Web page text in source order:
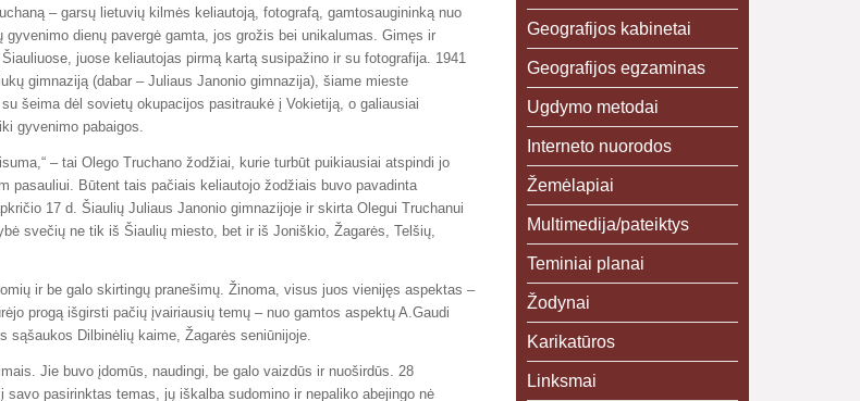
– garsų lietuvių kilmės keliautoją, fotografą, gamtosaugininką nuo
gyvenimo dienų pavergė gamta, jos grožis bei unikalumas. Gimęs ir
juose keliautojas pirmą kartą susipažino ir su fotografija. 1941
gimnaziją (dabar – Juliaus Janonio gimnazija), šiame mieste
šeima dėl sovietų okupacijos pasitraukė į Vokietiją, o galiausiai
gyvenimo pabaigos.
– tai Olego Truchano žodžiai, kurie turbūt puikiausiai atspindi jo
pasauliui. Būtent tais pačiais keliautojo žodžiais buvo pavadinta
17 d. Šiaulių Juliaus Janonio gimnazijoje ir skirta Olegui Truchanui
svečių ne tik iš Šiaulių miesto, bet ir iš Joniškio, Žagarės, Telšių,
ir be galo skirtingų pranešimų. Žinoma, visus juos vienijęs aspektas –
progą išgirsti pačių įvairiausių temų – nuo gamtos aspektų A.Gaudi
sąšaukos Dilbinėlių kaime, Žagarės seniūnijoje.
Jie buvo įdomūs, naudingi, be galo vaizdūs ir nuoširdūs. 28
savo pasirinktas temas, jų iškalba sudomino ir nepaliko abejingo nė
Geografijos kabinetai
Geografijos egzaminas
Ugdymo metodai
Interneto nuorodos
Žemėlapiai
Multimedija/pateiktys
Teminiai planai
Žodynai
Karikatūros
Linksmai